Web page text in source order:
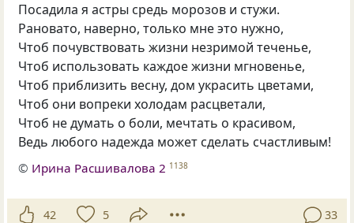
Посадила я астры средь морозов и стужи.
Рановато, наверно, только мне это нужно,
Чтоб почувствовать жизни незримой теченье,
Чтоб использовать каждое жизни мгновенье,
Чтоб приблизить весну, дом украсить цветами,
Чтоб они вопреки холодам расцветали,
Чтоб не думать о боли, мечтать о красивом,
Ведь любого надежда может сделать счастливым!
© Ирина Расшивалова 2 1138
42 5 33